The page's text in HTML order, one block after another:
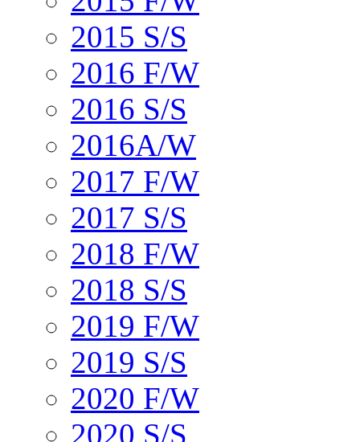
2015 S/S
2016 F/W
2016 S/S
2016A/W
2017 F/W
2017 S/S
2018 F/W
2018 S/S
2019 F/W
2019 S/S
2020 F/W
2020 S/S